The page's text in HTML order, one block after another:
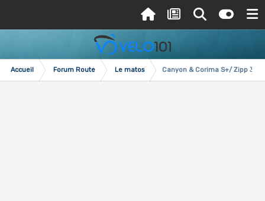
Accueil Forum Route Le matos Canyon & Corima S+/ Zipp